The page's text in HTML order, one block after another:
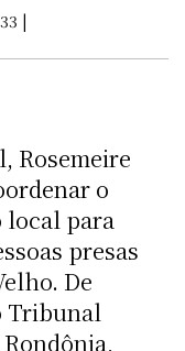
|
Rosemeire
o
local para
presas
De
Tribunal